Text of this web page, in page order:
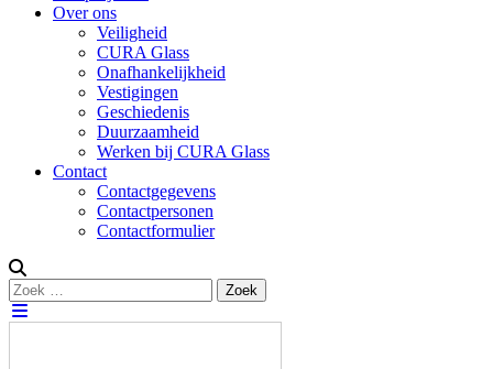
Over ons
Veiligheid
CURA Glass
Onafhankelijkheid
Vestigingen
Geschiedenis
Duurzaamheid
Werken bij CURA Glass
Contact
Contactgegevens
Contactpersonen
Contactformulier
Zoeken
naar:
Zoek